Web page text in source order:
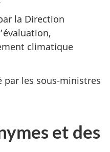
la Direction
climatique
par les sous-ministres
et des